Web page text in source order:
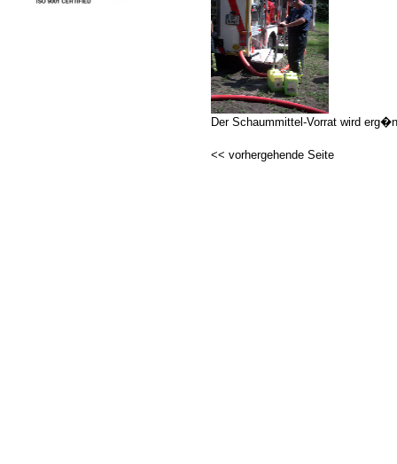
Der Schaummittel-Vorrat wird
<< vorhergehende Seite